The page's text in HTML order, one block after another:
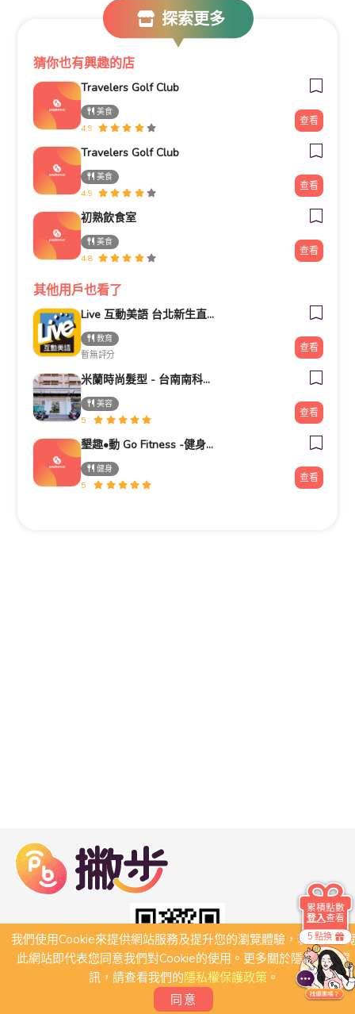
探索更多
猜你也有興趣的店
Travelers Golf Club
美食
4.9
查看
Travelers Golf Club
美食
4.9
查看
初熟飲食室
美食
4.8
查看
其他用戶也看了
Live 互動美語 台北新生直營校 小一先修｜幼兒美語班｜兒童美語班｜自然發音班｜全民英檢班｜
教育
暫無評分
查看
米蘭時尚髮型 - 台南南科新市旗艦店
美容
5
查看
墾趣•動 Go Fitness -健身房推薦|器械皮拉提斯|瑜珈|銀髮族運動|肌力訓練|私人教練|企業包班|台北中山區|捷運南京
健身
5
查看
我們使用Cookie來提供網站服務及提升您的瀏覽體驗，若繼續瀏
此網站即代表您同意我們對Cookie的使用。更多關於隱私保護資
訊，請查看我們的隱私權保護政策。
同意
5 點換
累積點數
登入查看